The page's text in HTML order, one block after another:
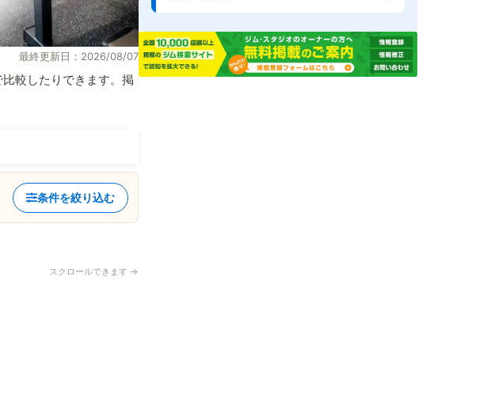
最終更新日：2026/08/07
較したりできます。掲
条件を絞り込む
スクロールできます →